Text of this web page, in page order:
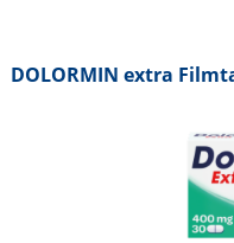
DOLORMIN extra